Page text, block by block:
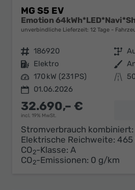
MG S5 EV
unverbindliche Lieferzeit: 12 Tage
Fahrzeugnr. 186920 Getriebe
Kraftstoff Elektro Außenfarbe
Leistung 170 kW (231 PS) Kilometerstand
01.06.2026
32.690,– €
incl. 19% MwSt.
Stromverbrauch kombiniert:
Elektrische Reichweite: 465
CO2-Klasse: A
CO2-Emissionen: 0 g/km